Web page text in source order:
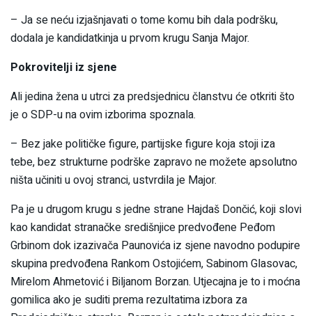
– Ja se neću izjašnjavati o tome komu bih dala podršku,
dodala je kandidatkinja u prvom krugu Sanja Major.
Pokrovitelji iz sjene
Ali jedina žena u utrci za predsjednicu članstvu će otkriti što
je o SDP-u na ovim izborima spoznala.
– Bez jake političke figure, partijske figure koja stoji iza
tebe, bez strukturne podrške zapravo ne možete apsolutno
ništa učiniti u ovoj stranci, ustvrdila je Major.
Pa je u drugom krugu s jedne strane Hajdaš Dončić, koji slovi
kao kandidat stranačke središnjice predvođene Peđom
Grbinom dok izazivača Paunovića iz sjene navodno podupire
skupina predvođena Rankom Ostojićem, Sabinom Glasovac,
Mirelom Ahmetović i Biljanom Borzan. Utjecajna je to i moćna
gomilica ako je suditi prema rezultatima izbora za